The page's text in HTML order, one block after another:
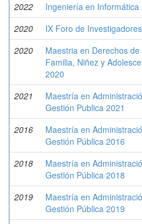
2022
Ingeniería en Informática
2020
IX Foro de Investigadores
2020
Maestria en Derechos de
Familia, Niñez y
2020
2021
Maestría en
Gestión Publica 2021
2016
Maestría en
Gestión Pública 2016
2018
Maestría en
Gestión Pública 2018
2019
Maestría en
Gestión Pública 2019